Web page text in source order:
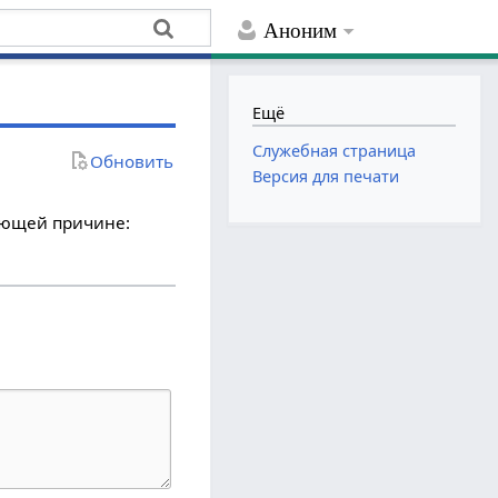
Аноним
Обновить
причине:
Ещё
Служебная страница
Версия для печати